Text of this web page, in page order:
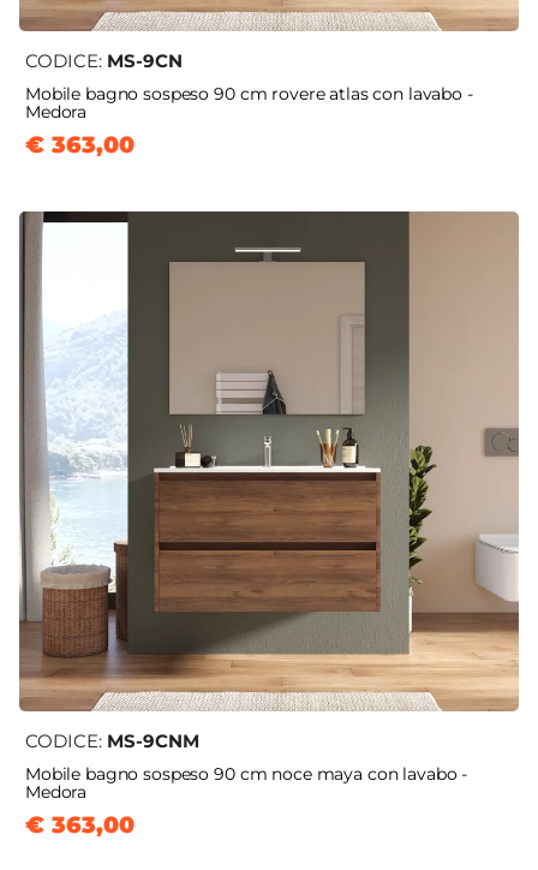
CODICE: MS-9CN
Mobile bagno sospeso 90 cm rovere atlas con lavabo -
Medora
€ 363,00
CODICE: MS-9CNM
Mobile bagno sospeso 90 cm noce maya con lavabo -
Medora
€ 363,00